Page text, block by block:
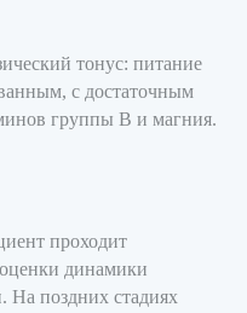
тонус: питание
с достаточным
группы B и магния.
проходит
динамики
На поздних стадиях